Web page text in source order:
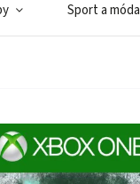
Sport a móda